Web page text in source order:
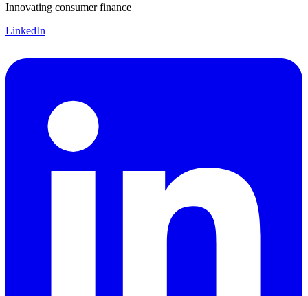
Innovating consumer finance
LinkedIn